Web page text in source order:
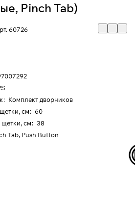
Pinch Tab)
60726
: Комплект дворников
см: 60
см: 38
Tab, Push Button